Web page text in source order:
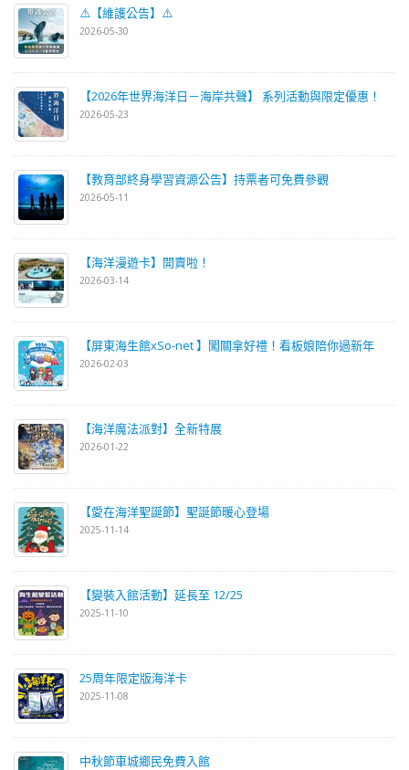
⚠️【維護公告】⚠️
2026-05-30
【2026年世界海洋日－海岸共聲】 系列活動與限定優惠！
2026-05-23
【教育部終身學習資源公告】持票者可免費參觀
2026-05-11
【海洋漫遊卡】開賣啦！
2026-03-14
【屏東海生館xSo-net 】闖關拿好禮！看板娘陪你過新年
2026-02-03
【海洋魔法派對】全新特展
2026-01-22
【愛在海洋聖誕節】聖誕節暖心登場
2025-11-14
【變裝入館活動】延長至 12/25
2025-11-10
25周年限定版海洋卡
2025-11-08
中秋節車城鄉民免費入館